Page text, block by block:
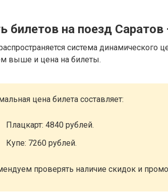
билетов на поезд
система динамического
выше и цена на билеты.
цена билета составляет:
Плацкарт: 4840 рублей.
Купе: 7260 рублей.
проверять наличие скидок и